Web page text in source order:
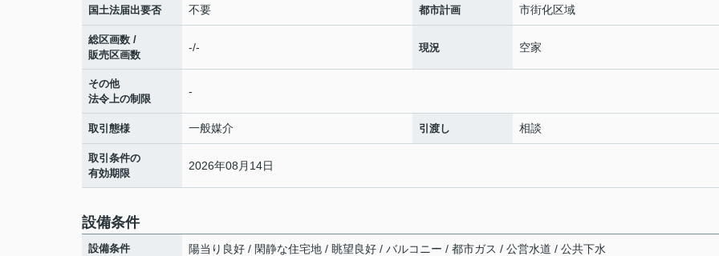
国土法届出要否 不要 都市計画 市街化区域
総区画数 /
販売区画数
-/- 現況 空家
その他
法令上の制限
-
取引態様 一般媒介 引渡し 相談
取引条件の
有効期限
2026年08月14日
設備条件
設備条件 陽当り良好 / 閑静な住宅地 / 眺望良好 / バルコニー / 都市ガス / 公営水道 / 公共下水